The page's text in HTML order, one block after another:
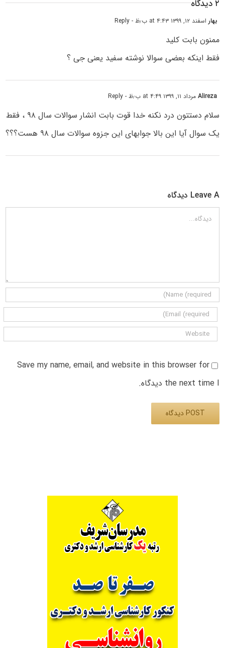
۲ دیدگاه
بهاراسفند ۱۲, ۱۳۹۹ at ۴:۴۳ ب٫ظ - Reply
ممنون بابت کلید
فقط اینکه بعضی سوالا نوشته سفید یعنی جی ؟
Alirezaمرداد ۱۱, ۱۳۹۹ at ۴:۴۹ ب٫ظ - Reply
سلام دستتون درد نکنه خدا قوت بابت انشار سوالات سال ۹۸ ، فقط
یک سوال آیا این بالا جوابهای این جزوه سوالات سال ۹۸ هست؟؟؟
Leave A دیدگاه
دیدگاه
Save my name, email, and website in this browser for
the next time I دیدگاه.